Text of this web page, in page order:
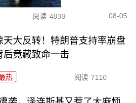
阅读 4838 08-05
天大反转！特朗普支持率崩盘
后竟藏致命一击
热 阅读 7110